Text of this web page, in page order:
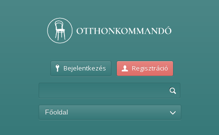
Bejelentkezés Regisztráció
Főoldal